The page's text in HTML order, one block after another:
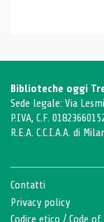
Biblioteche oggi
Sede legale: Via
P.IVA, C.F.
R.E.A. C.C.I.A.A. di
Contatti
Privacy policy
Codice etico / Code